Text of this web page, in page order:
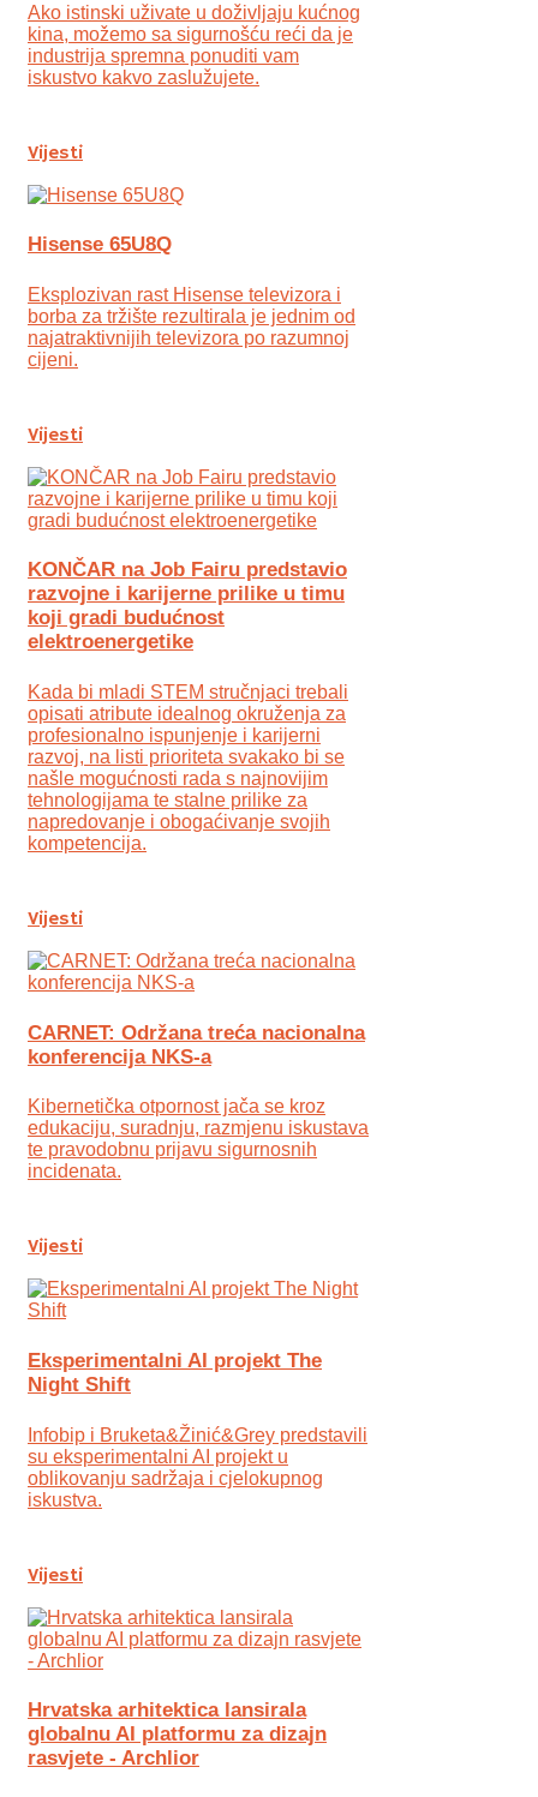
Ako istinski uživate u doživljaju kućnog
kina, možemo sa sigurnošću reći da je
industrija spremna ponuditi vam
iskustvo kakvo zaslužujete.
Vijesti
Hisense 65U8Q
Eksplozivan rast Hisense televizora i
borba za tržište rezultirala je jednim od
najatraktivnijih televizora po razumnoj
cijeni.
Vijesti
KONČAR na Job Fairu predstavio
razvojne i karijerne prilike u timu
koji gradi budućnost
elektroenergetike
Kada bi mladi STEM stručnjaci trebali
opisati atribute idealnog okruženja za
profesionalno ispunjenje i karijerni
razvoj, na listi prioriteta svakako bi se
našle mogućnosti rada s najnovijim
tehnologijama te stalne prilike za
napredovanje i obogaćivanje svojih
kompetencija.
Vijesti
CARNET: Održana treća nacionalna
konferencija NKS-a
Kibernetička otpornost jača se kroz
edukaciju, suradnju, razmjenu iskustava
te pravodobnu prijavu sigurnosnih
incidenata.
Vijesti
Eksperimentalni AI projekt The
Night Shift
Infobip i Bruketa&Žinić&Grey predstavili
su eksperimentalni AI projekt u
oblikovanju sadržaja i cjelokupnog
iskustva.
Vijesti
Hrvatska arhitektica lansirala
globalnu AI platformu za dizajn
rasvjete - Archlior